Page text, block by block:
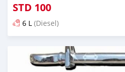
STD 100
6 L (Diesel)
Publicado aproximadamente 1 mês atrás